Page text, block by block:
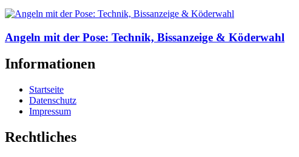
Angeln mit der Pose: Technik, Bissanzeige & Köderwahl
Informationen
Startseite
Datenschutz
Impressum
Rechtliches